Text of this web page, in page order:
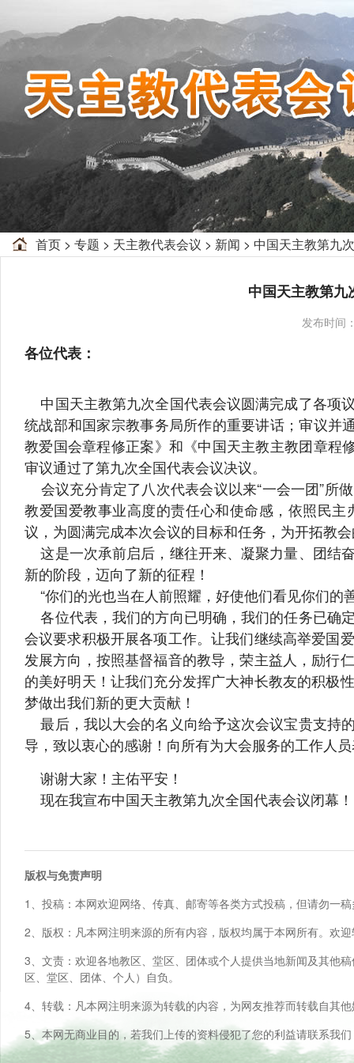
首页 > 专题 > 天主教代表会议 > 新闻 > 中国天主教第九
中国天主教第
发布时间
各位代表：
中国天主教第九次全国代表会议圆满完成了各项
统战部和国家宗教事务局所作的重要讲话；审议并
教爱国会章程修正案》和《中国天主教主教团章程
审议通过了第九次全国代表会议决议。
会议充分肯定了八次代表会议以来“一会一团”所
教爱国爱教事业高度的责任心和使命感，依照民
议，为圆满完成本次会议的目标和任务，为开拓教
这是一次承前启后，继往开来、凝聚力量、团结
新的阶段，迈向了新的征程！
“你们的光也当在人前照耀，好使他们看见你们的
各位代表，我们的方向已明确，我们的任务已确
会议要求积极开展各项工作。让我们继续高举爱国
发展方向，按照基督福音的教导，荣主益人，励行
的美好明天！让我们充分发挥广大神长教友的积极
梦做出我们新的更大贡献！
最后，我以大会的名义向给予这次会议宝贵支持
导，致以衷心的感谢！向所有为大会服务的工作人
谢谢大家！主佑平安！
现在我宣布中国天主教第九次全国代表会议闭幕！
版权与免责声明
1、投稿：本网欢迎网络、传真、邮寄等各类方式投稿，但请勿一
2、版权：凡本网注明来源的所有内容，版权均属于本网所有。欢
3、文责：欢迎各地教区、堂区、团体或个人提供当地新闻及其他
区、堂区、团体、个人）自负。
4、转载：凡本网注明来源为转载的内容，为网友推荐而转载自其
5、本网无商业目的，若我们上传的资料侵犯了您的利益请联系我